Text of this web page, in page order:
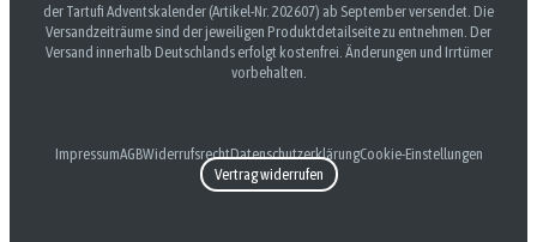
der Tartufi Adventskalender (Artikel-Nr. 202607) ab September versendet. Die
Versandzeiträume sind der jeweiligen Produktdetailseite zu entnehmen. Der
Versand innerhalb Deutschlands erfolgt kostenfrei. Änderungen und Irrtümer
vorbehalten.
ImpressumAGBWiderrufsrechtDatenschutzerklärungCookie-Einstellungen
Vertrag widerrufen